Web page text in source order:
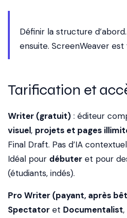
Définir la structure
ensuite. ScreenWeaver est
Tarification et
Writer (gratuit) : éditeur
visuel, projets et pages
Final Draft. Pas d’IA
Idéal pour débuter et pour
(étudiants, indés).
Pro Writer (payant, après
Spectator et Documentalist,